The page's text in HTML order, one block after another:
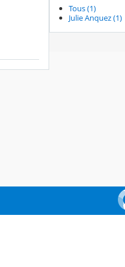
Tous (1)
Julie Anquez (1)